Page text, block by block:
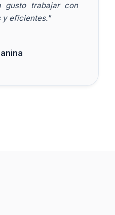
gusto trabajar con
y eficientes."